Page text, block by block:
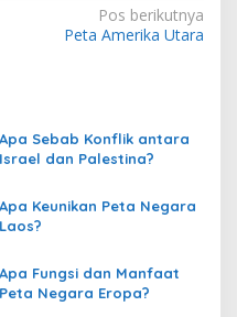
Pos berikutnya
Peta Amerika Utara
Apa Sebab Konflik antara
Israel dan Palestina?
Apa Keunikan Peta Negara
Laos?
Apa Fungsi dan Manfaat
Peta Negara Eropa?